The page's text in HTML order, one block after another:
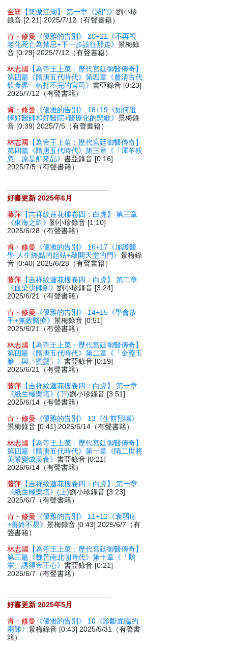
金庸 【笑傲江湖】 第一章《滅門》劉小珍
錄音 [2:21] 2025/7/12（有聲書籍）
肯・修曼
《優雅的告別》 20+21《不再視
老化死亡為禁忌+下一步該往那走》景梅錄
音 [0:29] 2025/7/12（有聲書籍）
林志國
【為帝王上菜：歷代宮廷御醫傳奇】
第四篇《隋唐五代時代》第四章《釐清古代
飲食界一樁打不完的官司》書亞錄音 [0:23]
2025/7/12（有聲書籍）
肯・修曼
《優雅的告別》 18+19《如何選
擇好醫師和好醫院+醫療化的悲歌》景梅錄
音 [0:39] 2025/7/5（有聲書籍）
林志國
【為帝王上菜：歷代宮廷御醫傳奇】
第四篇《隋唐五代時代》第三章《「渾羊殁
忽」原是舶來品》書亞錄音 [0:16]
2025/7/5（有聲書籍）
好書更新 2025年6月
藤萍 【吉祥紋蓮花樓卷四：白虎】 第三章
《東海之約》劉小珍錄音 [1:10]
2025/6/28（有聲書籍）
肯・修曼
《優雅的告別》 16+17《加護醫
學-人生終點的起站+敲開天堂的門》景梅錄
音 [0:40] 2025/6/28（有聲書籍）
藤萍 【吉祥紋蓮花樓卷四：白虎】 第二章
《血染少師劍》劉小珍錄音 [3:24]
2025/6/21（有聲書籍）
肯・修曼
《優雅的告別》 14+15《學會放
手+無效醫療》景梅錄音 [0:51]
2025/6/21（有聲書籍）
林志國
【為帝王上菜：歷代宮廷御醫傳奇】
第四篇《隋唐五代時代》第二章《「金虀玉
膾」與「蜜蟹」》書亞錄音 [0:19]
2025/6/21（有聲書籍）
藤萍 【吉祥紋蓮花樓卷四：白虎】 第一章
《紙生極樂塔》(下)劉小珍錄音 [3:51]
2025/6/14（有聲書籍）
肯・修曼
《優雅的告別》 13《生前預囑》
景梅錄音 [0:41] 2025/6/14（有聲書籍）
林志國
【為帝王上菜：歷代宮廷御醫傳奇】
第四篇《隋唐五代時代》第一章《隋二世將
美景變成美食》書亞錄音 [0:21]
2025/6/14（有聲書籍）
藤萍 【吉祥紋蓮花樓卷四：白虎】 第一章
《紙生極樂塔》(上)劉小珍錄音 [3:23]
2025/6/7（有聲書籍）
肯・修曼
《優雅的告別》 11+12《衰弱症
+善終不易》景梅錄音 [0:43] 2025/6/7（有
聲書籍）
林志國
【為帝王上菜：歷代宮廷御醫傳奇】
第三篇《魏晉南北朝時代》第十章《「鵝
掌」誘得帝王心》書亞錄音 [0:21]
2025/6/7（有聲書籍）
好書更新 2025年5月
肯・修曼
《優雅的告別》 10《診斷面臨的
兩難》景梅錄音 [0:43] 2025/5/31（有聲書
籍）